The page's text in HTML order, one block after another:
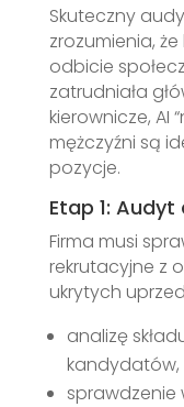
Skuteczny
zrozumienia,
odbicie
zatrudniała
kierownicze, AI
mężczyźni są
pozycje.
Etap 1:
Firma musi
rekrutacyjne z
ukrytych
analizę
kandydatów,
sprawdzenie